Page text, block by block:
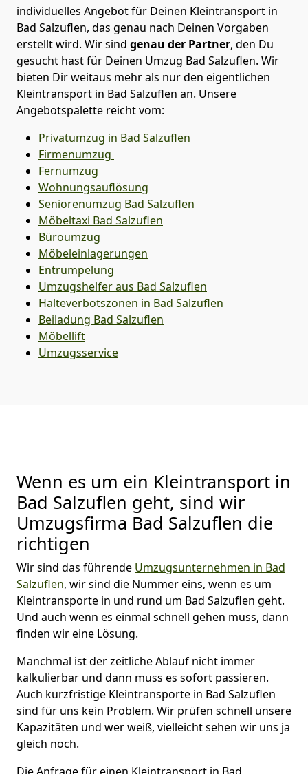
individuelles Angebot für Deinen Kleintransport in
Bad Salzuflen, das genau nach Deinen Vorgaben
erstellt wird. Wir sind genau der Partner, den Du
gesucht hast für Deinen Umzug Bad Salzuflen. Wir
bieten Dir weitaus mehr als nur den eigentlichen
Kleintransport in Bad Salzuflen an. Unsere
Angebotspalette reicht vom:
Privatumzug in Bad Salzuflen
Firmenumzug
Fernumzug
Wohnungsauflösung
Seniorenumzug Bad Salzuflen
Möbeltaxi Bad Salzuflen
Büroumzug
Möbeleinlagerungen
Entrümpelung
Umzugshelfer aus Bad Salzuflen
Halteverbotszonen in Bad Salzuflen
Beiladung Bad Salzuflen
Möbellift
Umzugsservice
Wenn es um ein Kleintransport in
Bad Salzuflen geht, sind wir
Umzugsfirma Bad Salzuflen die
richtigen
Wir sind das führende Umzugsunternehmen in Bad
Salzuflen, wir sind die Nummer eins, wenn es um
Kleintransporte in und rund um Bad Salzuflen geht.
Und auch wenn es einmal schnell gehen muss, dann
finden wir eine Lösung.
Manchmal ist der zeitliche Ablauf nicht immer
kalkulierbar und dann muss es sofort passieren.
Auch kurzfristige Kleintransporte in Bad Salzuflen
sind für uns kein Problem. Wir prüfen schnell unsere
Kapazitäten und wer weiß, vielleicht sehen wir uns ja
gleich noch.